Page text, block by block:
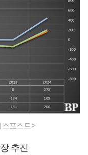
포스트>
추진